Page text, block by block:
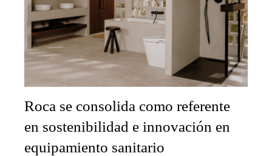
Roca se consolida como referente
en sostenibilidad e innovación en
equipamiento sanitario